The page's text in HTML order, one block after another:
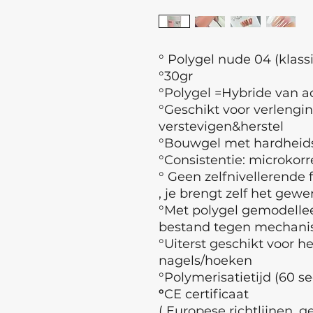
° Polygel nude 04
°30gr
°Polygel =Hybride van
°Geschikt voor
verstevigen&herstel
°Bouwgel met
°Consistentie:
° Geen
, je brengt zelf het
°Met polygel
bestand tegen
°Uiterst geschikt voor
nagels/hoeken
°Polymerisatietijd (60
°CE certificaat